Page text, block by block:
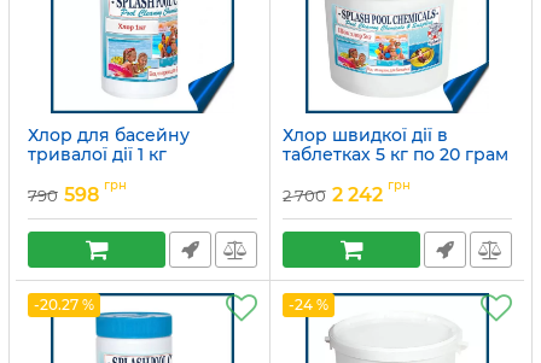
Хлор для басейну
тривалої дії 1 кг
790 598 грн
Хлор швидкої дії в
таблетках 5 кг по 20 грам
2 700 2 242 грн
-20.27 % -24 %